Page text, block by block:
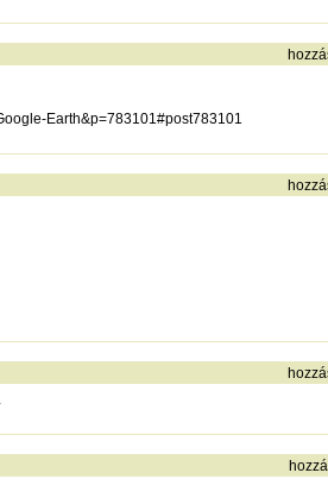
Earth&p=783101#post783101